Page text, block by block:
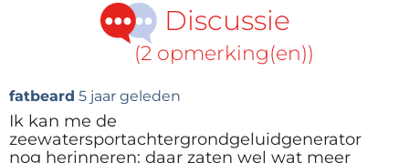
Zo’n zenerende transistor ruist dat het een lieve lust
is; opamp IC2 versterkt deze ruis voldoende om er
een luidsprekertje mee aan te sturen. Met FET T1
hebben we deze versterker omgetoverd tot een
soort spanningsgestuurde versterker (
Controlled Amplifierof VCA): de versterking neemt
Discussie
(2 opmerking(en))
fatbeard 5 jaar geleden
Ik kan me de
zeewatersportachtergrondgeluidgenerator
nog herinneren: daar zaten wel wat meer